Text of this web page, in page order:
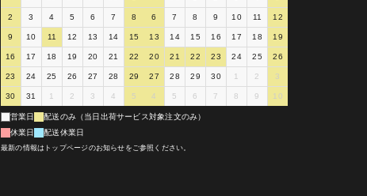
2 3 4 5 6 7 8
9 10 11 12 13 14 15
16 17 18 19 20 21 22
23 24 25 26 27 28 29
30 31 1 2 3 4 5
6 7 8 9 10 11 12
13 14 15 16 17 18 19
20 21 22 23 24 25 26
27 28 29 30 1 2 3
4 5 6 7 8 9 10
営業日
配送のみ（当日出荷サービス対象注文のみ）
休業日
配送休業日
最新の情報はトップページのお知らせをご参照ください。